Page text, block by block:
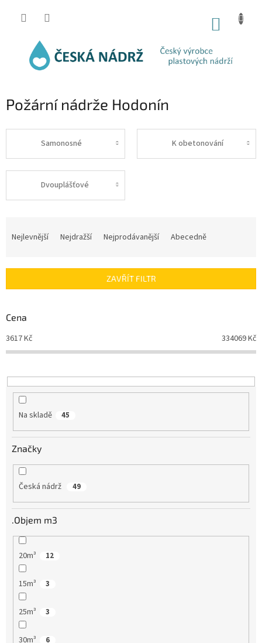
Požární nádrže Hodonín
Samonosné K obetonování
Dvouplášťové
í
r
o
d
u
t
ů
Nejlevnější Nejdražší Nejprodávanější Abecedně
ZAVŘÍT FILTR
Cena
3617Kč 334069Kč
Na skladě 45
Značky
Česká nádrž 49
.Objem m3
20m³ 12
15m³ 3
25m³ 3
30m³ 6